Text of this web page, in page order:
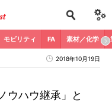
モビリティ FA 素材／化学
2018年10月19日
ウハウ継承」と